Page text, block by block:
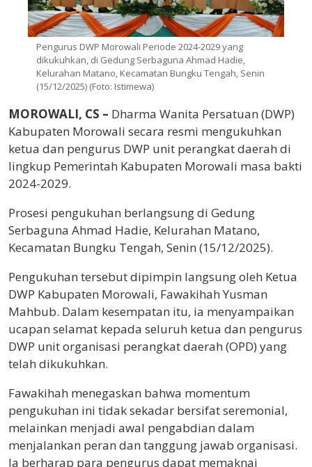
Pengurus DWP Morowali Periode 2024-2029 yang
dikukuhkan, di Gedung Serbaguna Ahmad Hadie,
Kelurahan Matano, Kecamatan Bungku Tengah, Senin
(15/12/2025) (Foto: Istimewa)
MOROWALI, CS – Dharma Wanita Persatuan (DWP)
Kabupaten Morowali secara resmi mengukuhkan
ketua dan pengurus DWP unit perangkat daerah di
lingkup Pemerintah Kabupaten Morowali masa bakti
2024-2029.
Prosesi pengukuhan berlangsung di Gedung
Serbaguna Ahmad Hadie, Kelurahan Matano,
Kecamatan Bungku Tengah, Senin (15/12/2025).
Pengukuhan tersebut dipimpin langsung oleh Ketua
DWP Kabupaten Morowali, Fawakihah Yusman
Mahbub. Dalam kesempatan itu, ia menyampaikan
ucapan selamat kepada seluruh ketua dan pengurus
DWP unit organisasi perangkat daerah (OPD) yang
telah dikukuhkan.
Fawakihah menegaskan bahwa momentum
pengukuhan ini tidak sekadar bersifat seremonial,
melainkan menjadi awal pengabdian dalam
menjalankan peran dan tanggung jawab organisasi.
Ia berharap para pengurus dapat memaknai